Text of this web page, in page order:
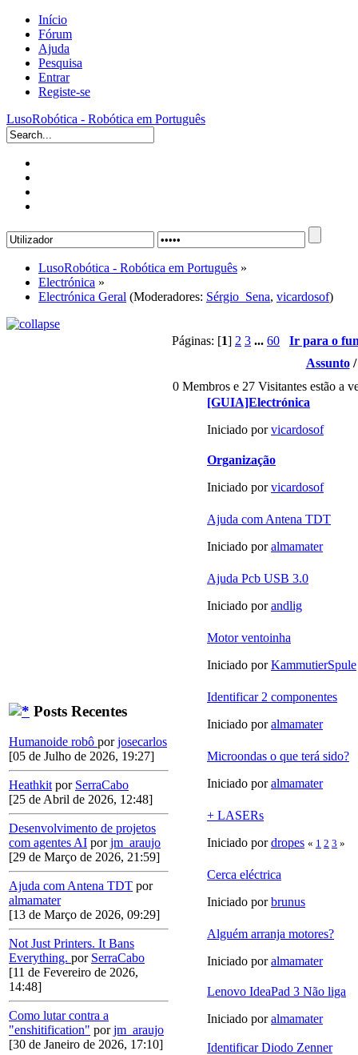
Início
Fórum
Ajuda
Pesquisa
Entrar
Registe-se
LusoRobótica - Robótica em Português
LusoRobótica - Robótica em Português »
Electrónica »
Electrónica Geral (Moderadores: Sérgio_Sena, vicardosof)
Posts Recentes
Humanoide robô porjosecarlos
[05 de Julho de 2026, 19:27]
Heathkit por SerraCabo
[25 de Abril de 2026, 12:48]
Desenvolvimento de projetos
com agentes AI porjm_araujo
[29 de Março de 2026, 21:59]
Ajuda com Antena TDT por
almamater
[13 de Março de 2026, 09:29]
Not Just Printers. It Bans
Everything. por SerraCabo
[11 de Fevereiro de 2026,
14:48]
Como lutar contra a
"enshitification" porjm_araujo
[30 de Janeiro de 2026, 17:10]
Páginas: [1] 2 3 ... 60
Ir para o
Assunto
0 Membros e 27 Visitantes estão a
[GUIA]Electrónica
Iniciado porvicardosof
Organização
Iniciado porvicardosof
Ajuda com Antena TDT
Iniciado poralmamater
Ajuda Pcb USB 3.0
Iniciado porandlig
Motor ventoinha
Iniciado porKammutierSpule
Identificar 2 componentes
Iniciado poralmamater
Microondas o que terá sido?
Iniciado poralmamater
+ LASERs
Iniciado pordropes « 1 2 3 »
Cerca eléctrica
Iniciado porbrunus
Alguém arranja motores?
Iniciado poralmamater
Lenovo IdeaPad 3 Não liga
Iniciado poralmamater
Identificar Diodo Zenner